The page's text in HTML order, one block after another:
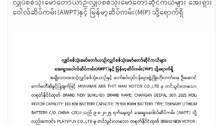
ဝေါလ်ဆိပ်ကမ်း(AWPT)နှင့် မြန်မာ့ဆိပ်ကမ်း(MIP) သို့ရောက်ရှိ